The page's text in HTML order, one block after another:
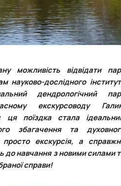
можливість відвідати
науково-дослідного
дендрологічний
екскурсоводу
ця поїздка стала
збагачення та
екскурсія, а
до навчання з новими силами
справи!